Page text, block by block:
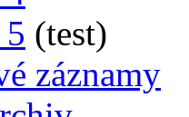
(test)
záznamy